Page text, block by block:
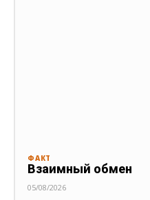
ФАКТ
Взаимный обмен
05/08/2026